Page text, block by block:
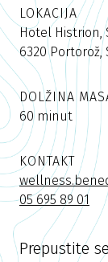
LOKACIJA
Hotel Histrion,
6320 Portorož,
DOLŽINA
60 minut
KONTAKT
05 695 89 01
Prepustite